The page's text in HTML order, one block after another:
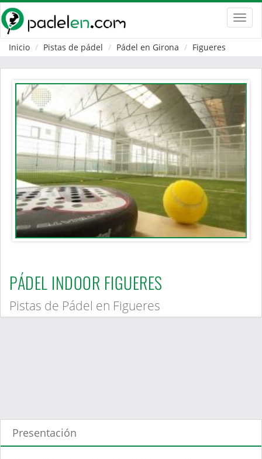
Inicio
Pistas de pádel Pádel en Girona Figueres
PÁDEL INDOOR FIGUERES
Pistas de Pádel en Figueres
Presentación